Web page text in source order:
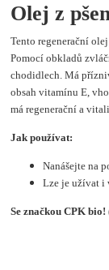
Olej z
Tento regenerační
Pomocí obkladů
chodidlech. Má
obsah vitamínu E,
má regenerační a
Jak používat:
Nanášejte na
Lze je užívat i
Se značkou CPK bio!